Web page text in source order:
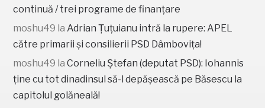
continuă / trei programe de finanțare
moshu49 laAdrian Țuțuianu intră la rupere: APEL
către primarii și consilierii PSD Dâmbovița!
moshu49 laCorneliu Ștefan (deputat PSD): Iohannis
ține cu tot dinadinsul să-l depășească pe Băsescu la
capitolul golăneală!